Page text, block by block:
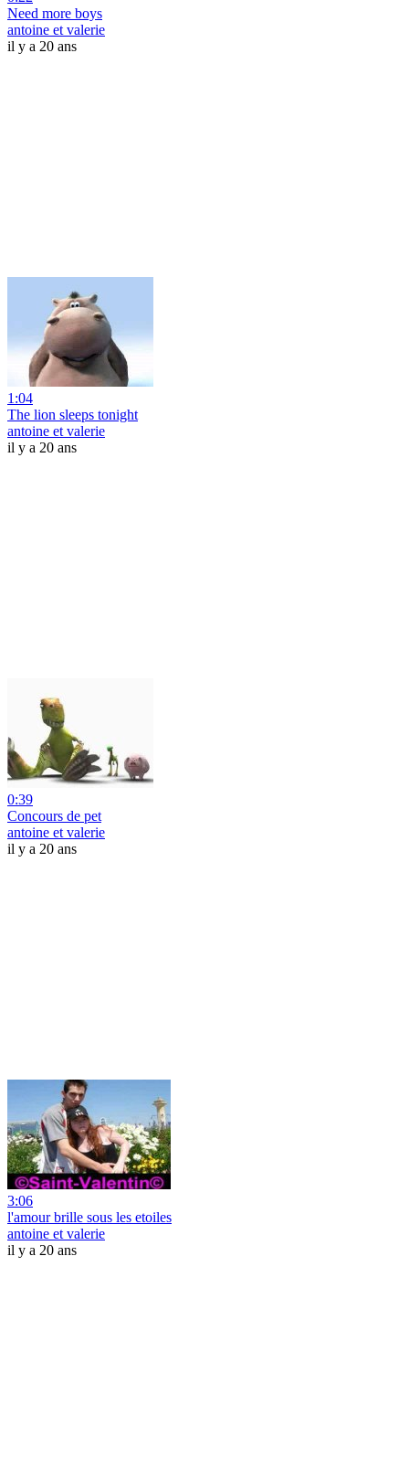
Need more boys
antoine et valerie
il y a 20 ans
1:04
The lion sleeps tonight
antoine et valerie
il y a 20 ans
0:39
Concours de pet
antoine et valerie
il y a 20 ans
3:06
l'amour brille sous les etoiles
antoine et valerie
il y a 20 ans